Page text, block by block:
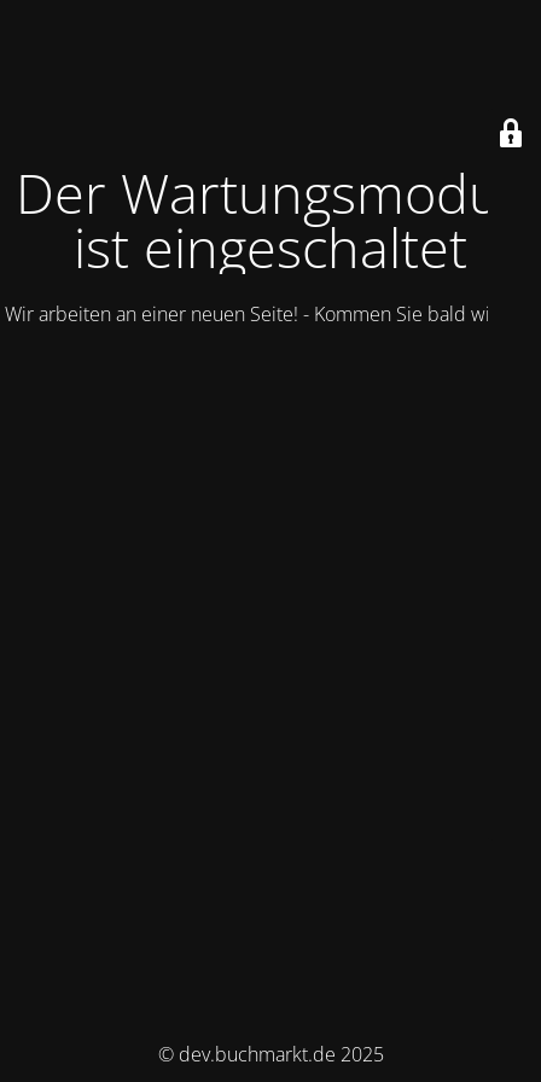
Der Wartungsmodus
ist eingeschaltet
Wir arbeiten an einer neuen Seite! - Kommen Sie bald wieder.
© dev.buchmarkt.de 2025